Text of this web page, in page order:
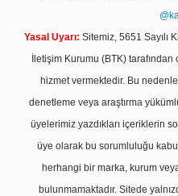
Yasal Uyarı: Sitemiz, 5651 Sayılı
İletişim Kurumu (BTK)
hizmet vermektedir. Bu
denetleme veya araştırma
üyelerimiz yazdıkları içeriklerin
üye olarak bu sorumluluğu
herhangi bir marka, kurum
bulunmamaktadır. Sitede